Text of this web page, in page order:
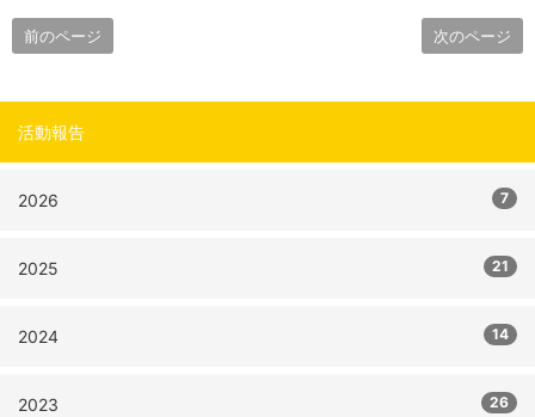
前のページ 次のページ
活動報告
2026 7
2025 21
2024 14
2023 26